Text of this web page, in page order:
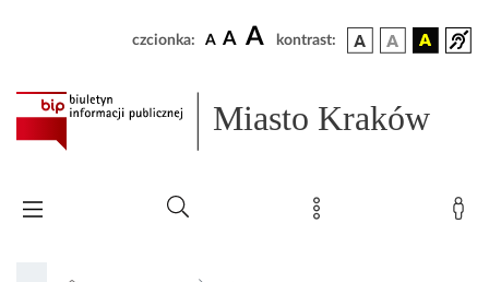
czcionka: A A A kontrast:
Miasto Kraków